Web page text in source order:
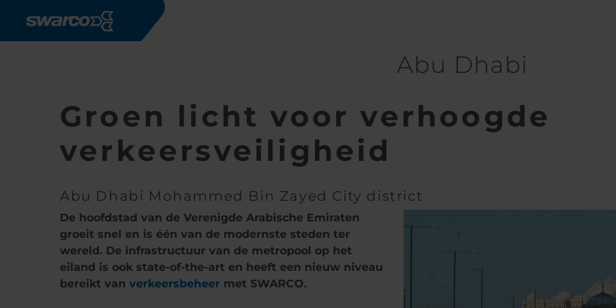
Overslaan en naar de inhoud gaan
Abu Dhabi
Groen licht voor verhoogde
verkeersveiligheid
Abu Dhabi Mohammed Bin Zayed City district
De hoofdstad van de Verenigde Arabische Emiraten
groeit snel en is één van de modernste steden ter
wereld. De infrastructuur van de metropool op het
eiland is ook state-of-the-art en heeft een nieuw niveau
bereikt van verkeersbeheer met SWARCO.